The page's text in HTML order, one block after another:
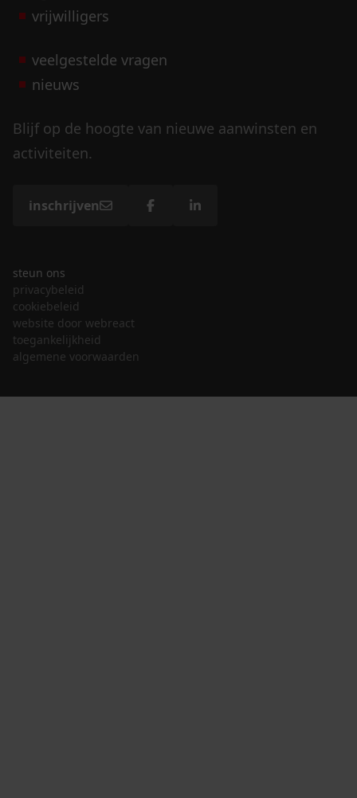
vrijwilligers
veelgestelde vragen
nieuws
Blijf op de hoogte van nieuwe aanwinsten en
activiteiten.
inschrijven
steun ons
privacybeleid
cookiebeleid
website door webreact
toegankelijkheid
algemene voorwaarden